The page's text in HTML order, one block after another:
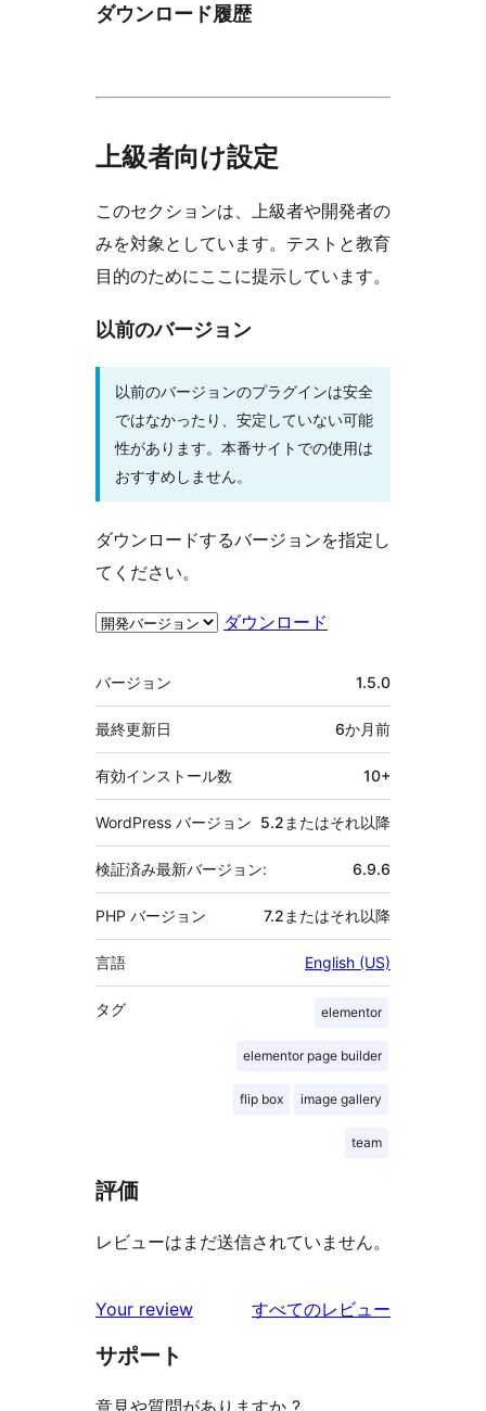
ダウンロード履歴
上級者向け設定
このセクションは、上級者や開発者の
みを対象としています。テストと教育
目的のためにここに提示しています。
以前のバージョン
以前のバージョンのプラグインは安全
ではなかったり、安定していない可能
性があります。本番サイトでの使用は
おすすめしません。
ダウンロードするバージョンを指定し
てください。
ダウンロード
メ
タ
バージョン 1.5.0
最終更新日 6か月前
有効インストール数 10+
WordPress バージョン 5.2またはそれ以降
検証済み最新バージョン: 6.9.6
PHP バージョン 7.2またはそれ以降
言語 English (US)
タグ elementor
elementor page builder
flip box image gallery
team
評価
レビューはまだ送信されていません。
Your review すべてのレビュー
サポート
意見や質問がありますか ?